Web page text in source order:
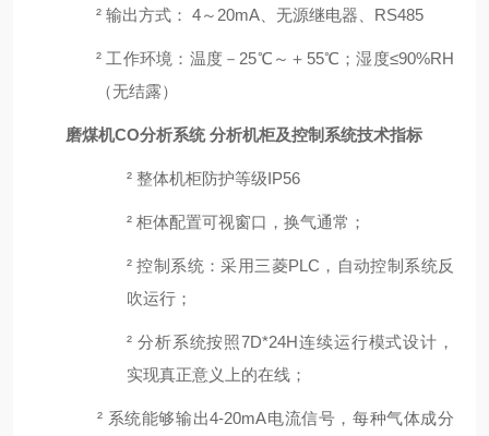
² 输出方式： 4～20mA、无源继电器、 RS485
² 工作环境： 温度－ 25℃～＋55℃ ；湿度≤90%RH
（无结露）
磨煤机CO分析系统 分析机柜及控制系统技术指标
² 整体机柜防护等级IP56
² 柜体配置可视窗口，换气通常；
²控制系统：采用三菱PLC，自动控制系统反
吹运行；
² 分析系统按照7D*24H连续运行模式设计，
实现真正意义上的在线；
² 系统能够输出4-20mA电流信号，每种气体成分